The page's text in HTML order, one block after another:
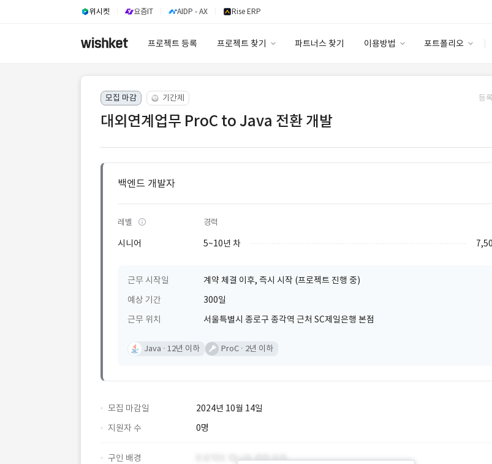
위시켓 요즘IT AIDP - AX Rise ERP
프로젝트 등록 프로젝트 찾기 파트너스 찾기 이용방법 포트폴리오
모집 마감 기간제 등
대외연계업무 ProC to Java 전환 개발
백엔드 개발자
레벨 경력
시니어 5~10년 차
근무 시작일
계약 체결 이후, 즉시 시작 (프로젝트 진행 중)
예상 기간
300일
근무 위치
서울특별시 종로구 종각역 근처 SC제일은행 본점
Java 12년 이하 ProC 2년 이하
모집 마감일
2024년 10월 14일
지원자 수
0명
구인 배경